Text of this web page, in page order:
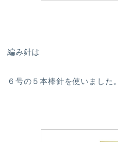
編み針は
６号の５本棒針を使いました。